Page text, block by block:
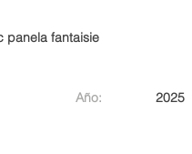
panela fantaisie
Año: 2025